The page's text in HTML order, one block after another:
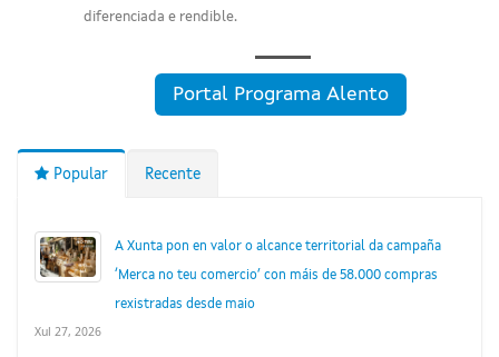
diferenciada e rendible.
Portal Programa Alento
Popular Recente
A Xunta pon en valor o alcance territorial da campaña
‘Merca no teu comercio’ con máis de 58.000 compras
rexistradas desde maio
Xul 27, 2026